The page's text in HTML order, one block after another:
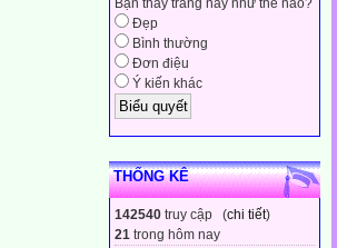
Bạn thấy trang này như thế nào?
Đẹp
Bình thường
Đơn điệu
Ý kiến khác
THỐNG KÊ
142540 truy cập (chi tiết)
21 trong hôm nay